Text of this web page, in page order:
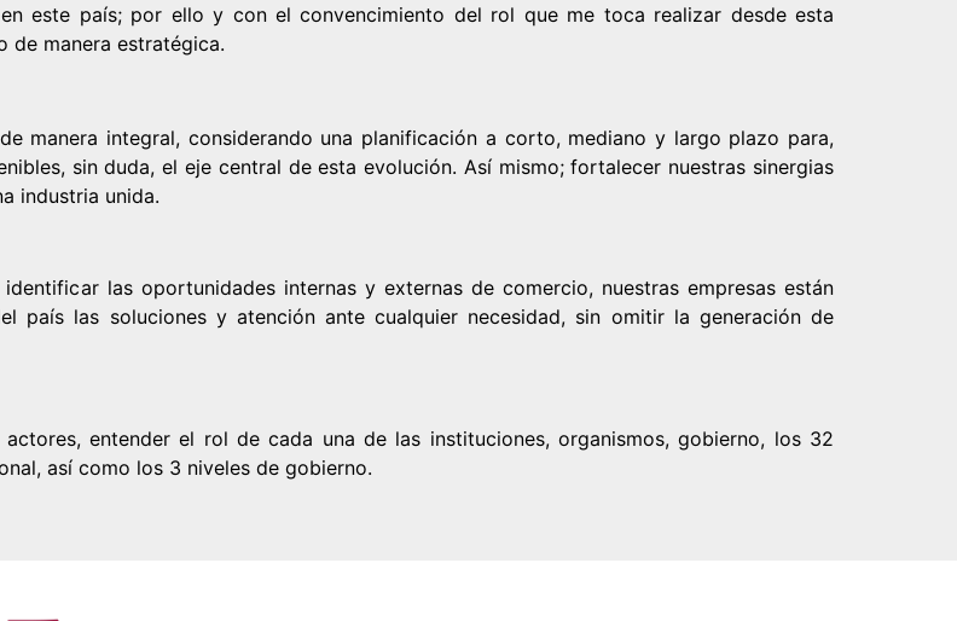
este país; por ello y con el convencimiento del rol que me toca realizar desde esta
de manera estratégica.
manera integral, considerando una planificación a corto, mediano y largo plazo para,
sin duda, el eje central de esta evolución. Así mismo; fortalecer nuestras sinergias
industria unida.
las oportunidades internas y externas de comercio, nuestras empresas están
país las soluciones y atención ante cualquier necesidad, sin omitir la generación de
entender el rol de cada una de las instituciones, organismos, gobierno, los 32
así como los 3 niveles de gobierno.